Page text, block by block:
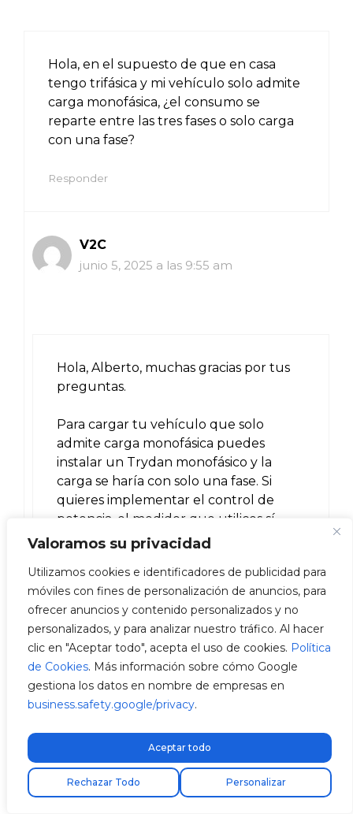
Valoramos su privacidad
Utilizamos cookies e identificadores de publicidad para
móviles con fines de personalización de anuncios, para
ofrecer anuncios y contenido personalizados y no
personalizados, y para analizar nuestro tráfico. Al hacer
clic en "Aceptar todo", acepta el uso de cookies. Política
de Cookies. Más información sobre cómo Google
gestiona los datos en nombre de empresas en
business.safety.google/privacy.
Personalizar
Rechazar Todo
Aceptar todo
Hola, en el supuesto de que en casa
tengo trifásica y mi vehículo solo admite
carga monofásica, ¿el consumo se
reparte entre las tres fases o solo carga
con una fase?
Responder
V2C
junio 5, 2025 a las 9:55 am
Hola, Alberto, muchas gracias por tus
preguntas.
Para cargar tu vehículo que solo
admite carga monofásica puedes
instalar un Trydan monofásico y la
carga se haría con solo una fase. Si
quieres implementar el control de
potencia, el medidor que utilices sí
debe ser trifásico y estar conectado a
las tres fases para controlar el consumo
de las tres fases de tu instalación y
balancear con la carga de tu vehículo.
No dudes en dejarnos tus datos y te
pondremos en contacto con un
instalador profesional para que te
ayuden en todo. Contacta aquí con
nuestrared de instaladores de puntos
Esperamos haberte podido ayudar y
quedamos a tu disposición si tienes
cualquier otra duda.
Encuentra tu instalador